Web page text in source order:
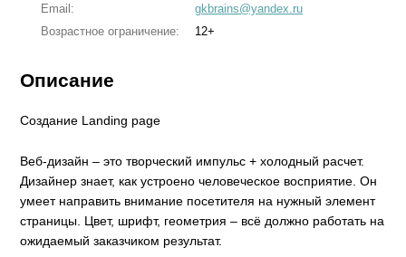
Email:
gkbrains@yandex.ru
Возрастное ограничение:
12+
Описание
Создание Landing page
Веб-дизайн – это творческий импульс + холодный расчет.
Дизайнер знает, как устроено человеческое восприятие. Он
умеет направить внимание посетителя на нужный элемент
страницы. Цвет, шрифт, геометрия – всё должно работать на
ожидаемый заказчиком результат.